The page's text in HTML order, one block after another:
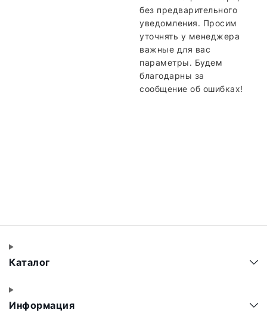
без предварительного
уведомления. Просим
уточнять у менеджера
важные для вас
параметры. Будем
благодарны за
сообщение об ошибках!
Каталог
Информация